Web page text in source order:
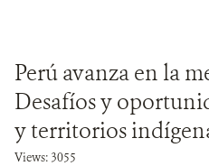
Perú avanza en la
Desafíos y
y territorios
Views: 3055